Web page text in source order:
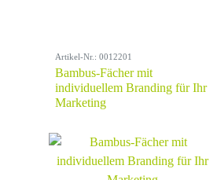
Artikel-Nr.: 0012201
Bambus-Fächer mit
individuellem Branding für Ihr
Marketing